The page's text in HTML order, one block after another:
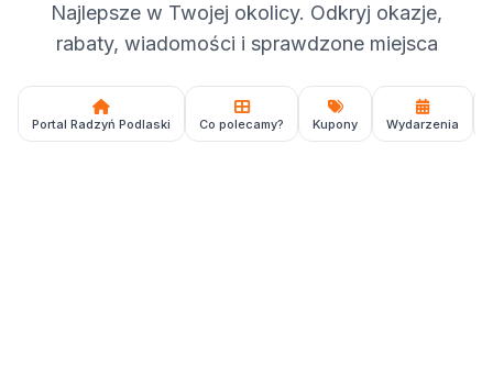
Najlepsze w Twojej okolicy. Odkryj okazje,
rabaty, wiadomości i sprawdzone miejsca
Portal Radzyń Podlaski Co polecamy? Kupony Wydarzenia